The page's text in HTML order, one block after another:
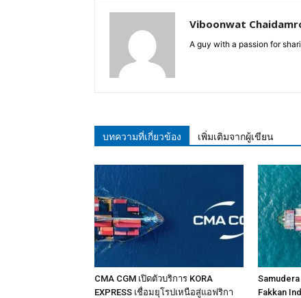
Viboonwat
A guy with a passion for
บทความที่เกี่ยวข้อง เพิ่มเติมจากผู้เขียน
CMA CGM เปิดตัวบริการ KORA
EXPRESS เชื่อมยุโรปเหนือสู่แอฟริกา
Fakkan